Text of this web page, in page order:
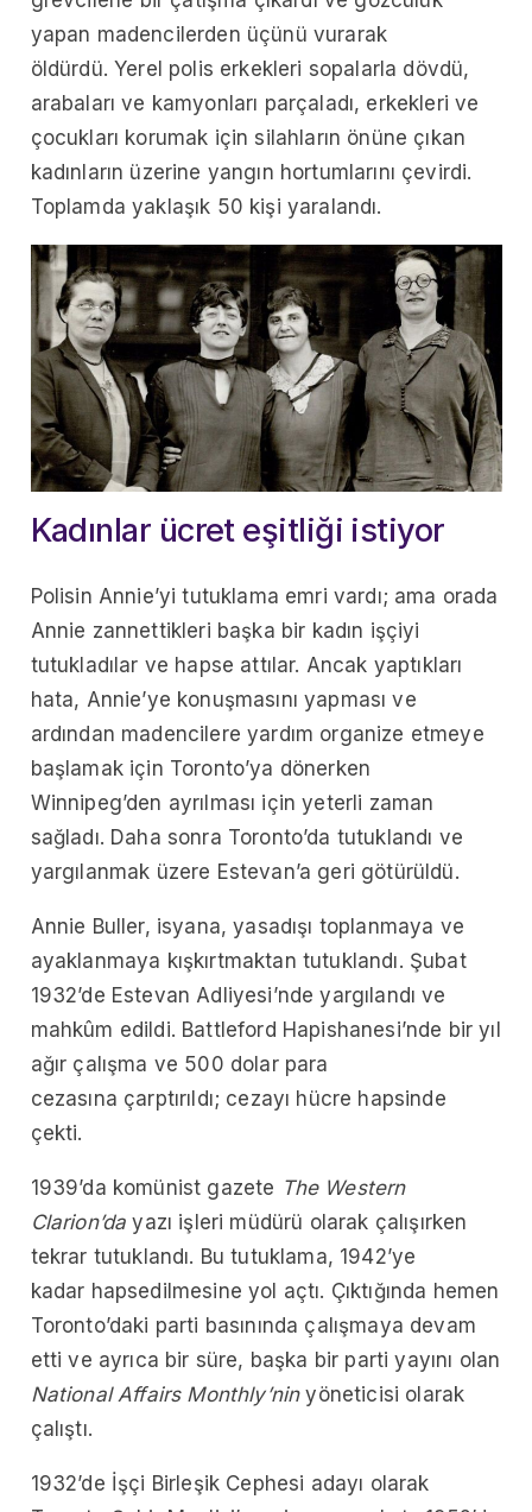
yapan madencilerden üçünü vurarak
öldürdü. Yerel polis erkekleri sopalarla dövdü,
arabaları ve kamyonları parçaladı, erkekleri ve
çocukları korumak için silahların önüne çıkan
kadınların üzerine yangın hortumlarını çevirdi.
Toplamda yaklaşık 50 kişi yaralandı.
Kadınlar ücret eşitliği istiyor
Polisin Annie’yi tutuklama emri vardı; ama orada
Annie zannettikleri başka bir kadın işçiyi
tutukladılar ve hapse attılar. Ancak yaptıkları
hata, Annie’ye konuşmasını yapması ve
ardından madencilere yardım organize etmeye
başlamak için Toronto’ya dönerken
Winnipeg’den ayrılması için yeterli zaman
sağladı. Daha sonra Toronto’da tutuklandı ve
yargılanmak üzere Estevan’a geri götürüldü.
Annie Buller, isyana, yasadışı toplanmaya ve
ayaklanmaya kışkırtmaktan tutuklandı. Şubat
1932’de Estevan Adliyesi’nde yargılandı ve
mahkûm edildi. Battleford Hapishanesi’nde bir yıl
ağır çalışma ve 500 dolar para
cezasına çarptırıldı; cezayı hücre hapsinde
çekti.
1939’da komünist gazete The Western
Clarion’da yazı işleri müdürü olarak çalışırken
tekrar tutuklandı. Bu tutuklama, 1942’ye
kadar hapsedilmesineyol açtı. Çıktığında hemen
Toronto’daki parti basınında çalışmaya devam
etti ve ayrıca bir süre, başka bir parti yayını olan
National Affairs Monthly’ninyöneticisi olarak
çalıştı.
1932’de İşçi Birleşik Cephesi adayı olarak